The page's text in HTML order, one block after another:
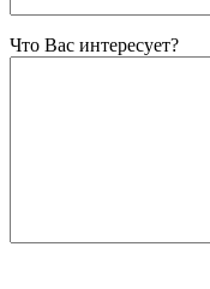
Что Вас интересует?